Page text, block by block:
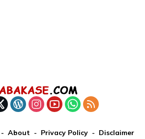
About Privacy Policy Disclaimer